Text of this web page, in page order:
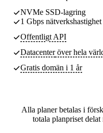
NVMe SSD-lagring
1 Gbps nätverkshastighet
Offentligt API
Datacenteröver hela
Gratis domän i 1 år
Alla planer betalas i
totala planpriset delat